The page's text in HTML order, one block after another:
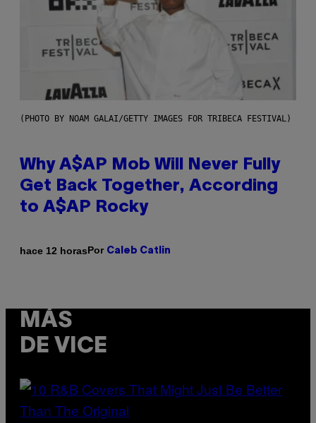
(PHOTO BY NOAM GALAI/GETTY IMAGES FOR TRIBECA FESTIVAL)
Why A$AP Mob Will Never Fully
Get Back Together, According
to A$AP Rocky
hace 12 horasPor Caleb Catlin
MÁS
DE VICE